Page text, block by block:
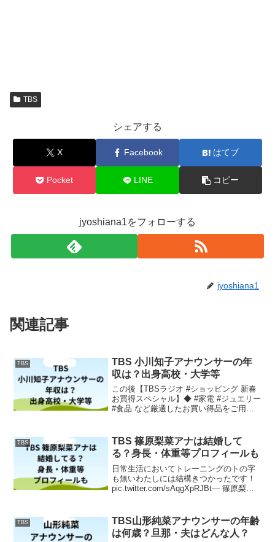
TBS
シェアする
X Facebook はてブ
Pocket LINE コピー
jyoshiana1をフォローする
jyoshiana1
関連記事
TBS
TBS 小川知子アナウンサーの年
収は？出身高校・大学等
この後【TBSラジオ #ショッピング 新春
お買得スペシャル】◆ #家電 #ジュエリー
#食品 など厳選したお買い得品をご用
悠里 #西村知江子 小川知子アナがご案
内！ス...
TBS
TBS 篠原梨菜アナは結婚して
る？身長・体重等プロフィールも
日常生活においてトレーニングのトの字
も無いわたしには結構きつかったです！
pic.twitter.com/sAqgXpRJBt— 篠原梨
TBS
TBS山形純菜アナウンサーの年齢
は何歳？旦那・夫はどんな人？